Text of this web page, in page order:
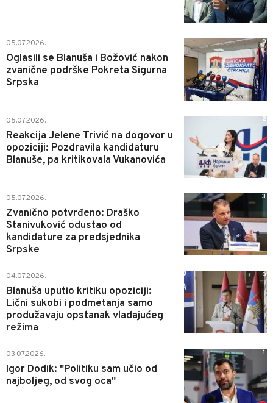
05.07.2026.
Oglasili se Blanuša i Božović nakon
zvanične podrške Pokreta Sigurna
Srpska
0
05.07.2026.
Reakcija Jelene Trivić na dogovor u
opoziciji: Pozdravila kandidaturu
Blanuše, pa kritikovala Vukanovića
2
05.07.2026.
Zvanično potvrđeno: Draško
Stanivuković odustao od
kandidature za predsjednika
Srpske
3
04.07.2026.
Blanuša uputio kritiku opoziciji:
Lični sukobi i podmetanja samo
produžavaju opstanak vladajućeg
režima
0
03.07.2026.
Igor Dodik: "Politiku sam učio od
najboljeg, od svog oca"
1